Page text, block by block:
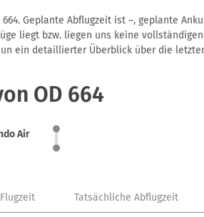
Geplante Abflugzeit ist –, geplante
liegt bzw. liegen uns keine
ein detaillierter Überblick über die
OD 664
Air
Flugzeit Tatsächliche Abflugzeit